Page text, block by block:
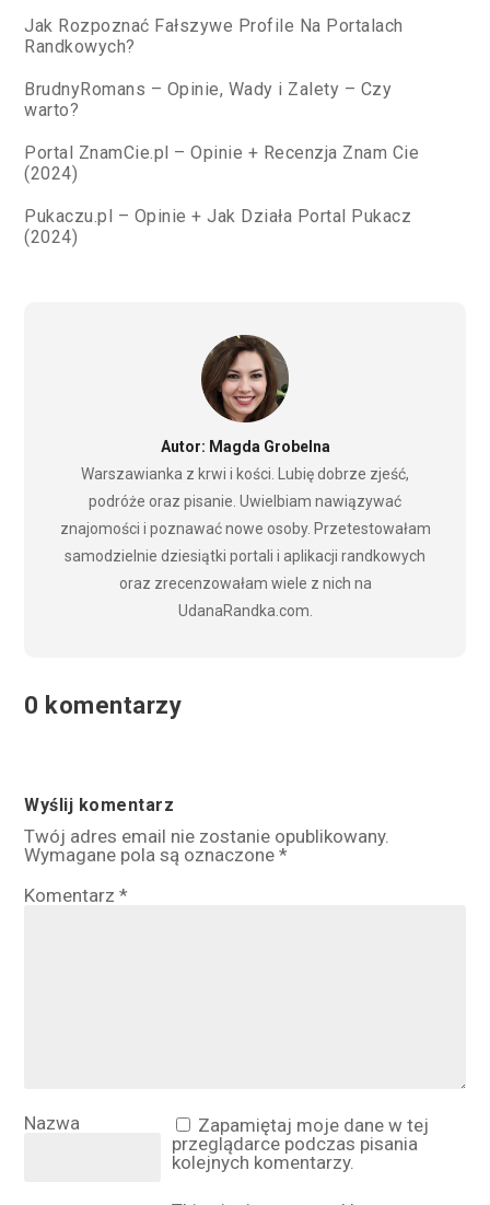
Jak Rozpoznać Fałszywe Profile Na Portalach
Randkowych?
BrudnyRomans – Opinie, Wady i Zalety – Czy
warto?
Portal ZnamCie.pl – Opinie + Recenzja Znam Cie
(2024)
Pukaczu.pl – Opinie + Jak Działa Portal Pukacz
(2024)
Autor: Magda Grobelna
Warszawianka z krwi i kości. Lubię dobrze zjeść,
podróże oraz pisanie. Uwielbiam nawiązywać
znajomości i poznawać nowe osoby. Przetestowałam
samodzielnie dziesiątki portali i aplikacji randkowych
oraz zrecenzowałam wiele z nich na
UdanaRandka.com.
0 komentarzy
Wyślij komentarz
Twój adres email nie zostanie opublikowany.
Wymagane pola są oznaczone*
Komentarz*
Nazwa
Zapamiętaj moje dane w tej
przeglądarce podczas pisania
kolejnych komentarzy.